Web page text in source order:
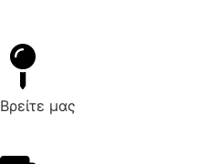
Βρείτε μας